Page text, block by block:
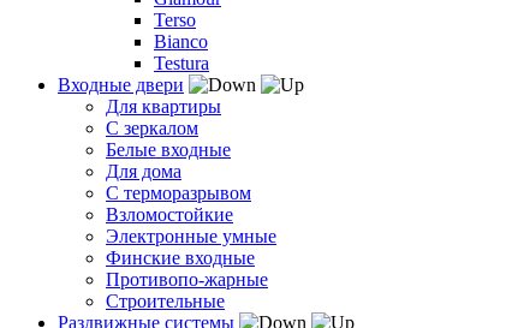
Terso
Bianco
Testura
Входные двери
Для квартиры
С зеркалом
Белые входные
Для дома
С терморазрывом
Взломостойкие
Электронные умные
Финские входные
Противопо-жарные
Строительные
Раздвижные системы